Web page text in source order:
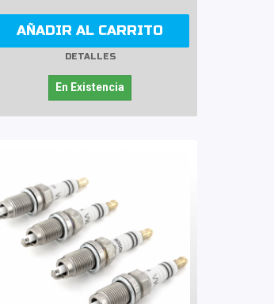
AÑADIR AL CARRITO
DETALLES
En Existencia